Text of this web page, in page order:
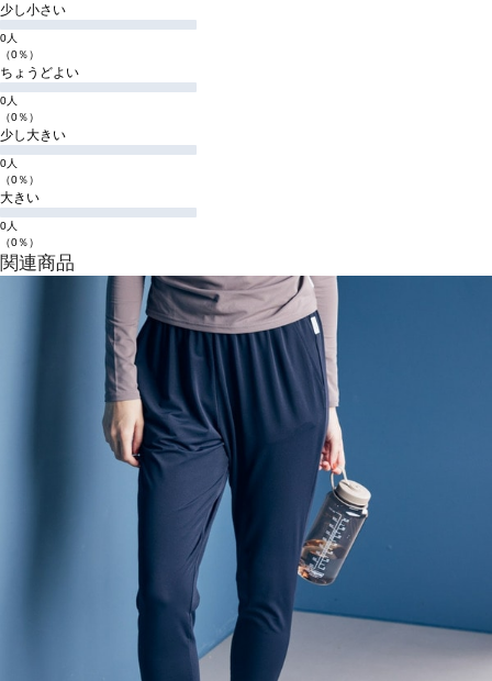
少し小さい
0人
（0％）
ちょうどよい
0人
（0％）
少し大きい
0人
（0％）
大きい
0人
（0％）
関連商品